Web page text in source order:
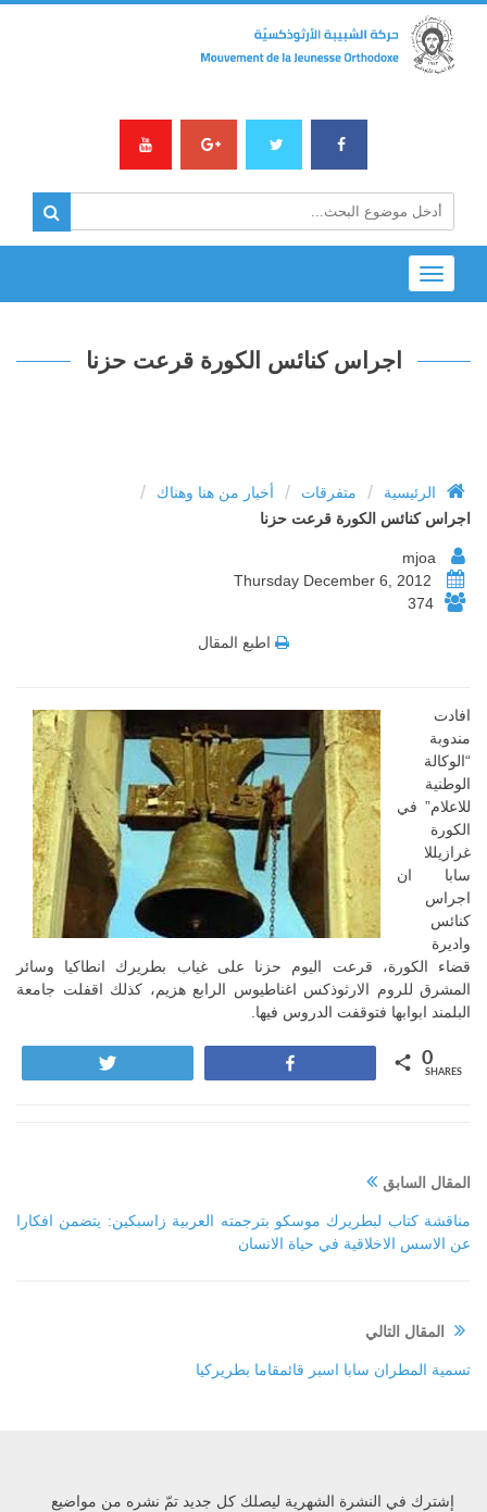
Toggle
navigation
اجراس كنائس الكورة قرعت حزنا
الرئيسية / متفرقات / أخبار من هنا وهناك /
اجراس كنائس الكورة قرعت حزنا
374
اطبع المقال
افادت
مندوبة
“الوكالة
الوطنية
للاعلام” في
الكورة
غرازيللا
سابا ان
اجراس
كنائس
واديرة
قضاء الكورة، قرعت اليوم حزنا على غياب بطريرك انطاكيا وسائر
المشرق للروم الارثوذكس اغناطيوس الرابع هزيم، كذلك اقفلت جامعة
البلمند ابوابها فتوقفت الدروس فيها.
0
SHARES
المقال السابق
مناقشة كتاب لبطريرك موسكو بترجمته العربية زاسبكين: يتضمن افكارا
عن الاسس الاخلاقية في حياة الانسان
المقال التالي
تسمية المطران سابا اسبر قائمقاما بطريركيا
إشترك في النشرة الشهرية ليصلك كل جديد تمّ نشره من مواضيع